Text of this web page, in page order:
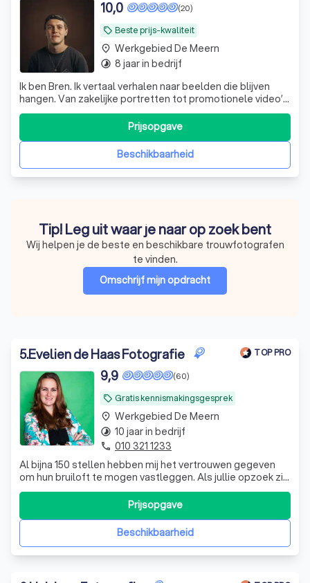
local_offer Beste prijs-kwaliteit
(20)
10,0
Ik ben Bren. Ik vertaal verhalen naar beelden die blijven
hangen. Van zakelijke portretten tot promotionele video’s:
met een frisse blik en oog voor detail breng ik jouw verhaal
Beschikbaarheid
Prijsopgave
place Werkgebied De Meern
timelapse 8 jaar in bedrijf
Tip! Leg uit waar je naar op zoek bent
Wij helpen je de beste en beschikbare trouwfotografen
te vinden.
Omschrijf mijn opdracht
5.Evelien de Haas Fotografie TOP PRO
local_offer Gratis kennismakingsgesprek
(60)
9,9
Al bijna 150 stellen hebben mij het vertrouwen gegeven
om hun bruiloft te mogen vastleggen. Als jullie opzoek zijn
naar een fotograaf die van spontane momenten houd dan
ben ik wellicht jullie fotograaf. Een mooi compliment vind
ik: "We hebben bijna niet door gehad dat je er was!" Ik hoop
dat ik in d
Beschikbaarheid
Prijsopgave
place Werkgebied De Meern
timelapse 10 jaar in bedrijf
phone 010 321 1233